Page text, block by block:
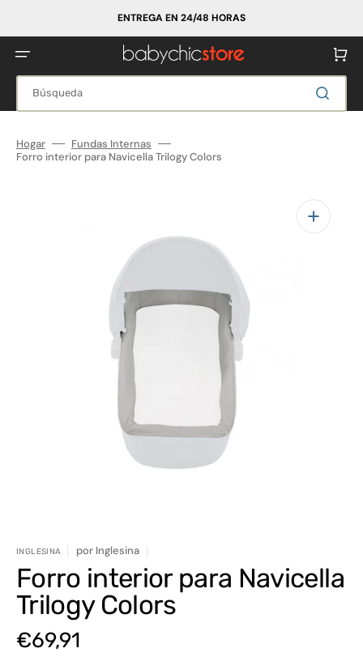
contenido
ENTREGA EN 24/48 HORAS
Búsqueda
Carrito
Hogar
Fundas Internas
Forro interior para Navicella Trilogy Colors
elemento
de
galería
INGLESINA por Inglesina
Forro interior para Navicella
Trilogy Colors
Precio
€69,91